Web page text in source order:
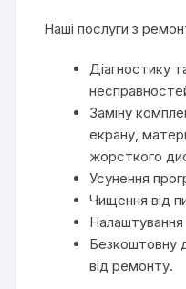
Наші послуги з
Діагностику
Заміну
екрану,
жорсткого
Усунення
Чищення від
Безкоштовну
від ремонту.